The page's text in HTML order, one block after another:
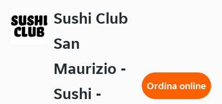
contenuto
Sushi Club
San
Maurizio -
Sushi -
Ordina online